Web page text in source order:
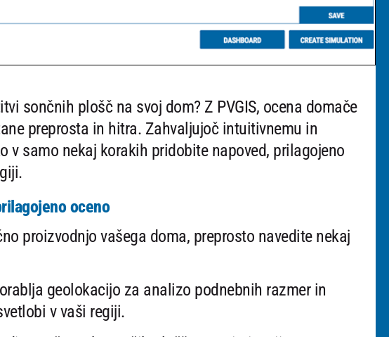
sončnih plošč na svoj dom? Z PVGIS, ocena domače
preprosta in hitra. Zahvaljujoč intuitivnemu in
v samo nekaj korakih pridobite napoved, prilagojeno
oceno
proizvodnjo vašega doma, preprosto navedite nekaj
geolokacijo za analizo podnebnih razmer in
v vaši regiji.